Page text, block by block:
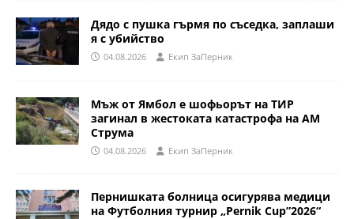
Дядо с пушка гърмя по съседка, заплаши
я с убийство
04.08.2026 Eкип ЗаПерник
Мъж от Ямбол е шофьорът на ТИР
загинал в жестоката катастрофа на АМ
Струма
04.08.2026 Eкип ЗаПерник
Пернишката болница осигурява медици
на Футболния турнир „Pernik Cup”2026“